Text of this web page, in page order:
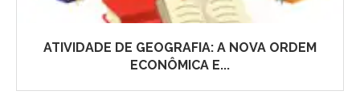
ATIVIDADE DE GEOGRAFIA: A NOVA ORDEM
ECONÔMICA E...